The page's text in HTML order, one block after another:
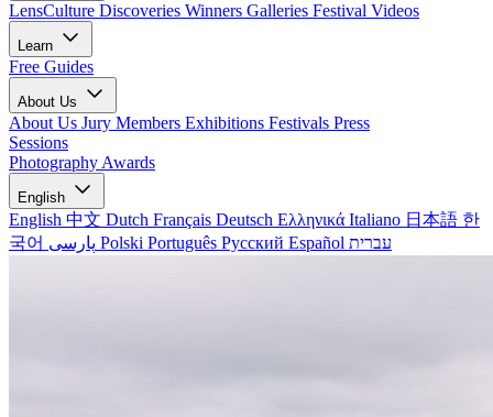
LensCulture Discoveries Winners Galleries Festival Videos
Learn
Free Guides
About Us
About Us Jury Members Exhibitions Festivals Press
Sessions
Photography Awards
English
English 中文 Dutch Français Deutsch Ελληνικά Italiano 日本語 한
국어
Polski Português Русский Español עברית